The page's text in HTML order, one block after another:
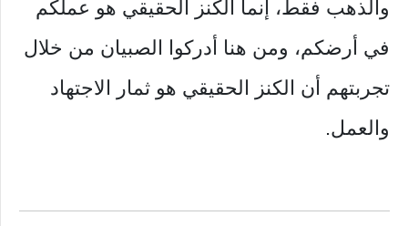
والذهب فقط، إنما الكنز الحقيقي هو عملكم
في أرضكم، ومن هنا أدركوا الصبيان من خلال
تجربتهم أن الكنز الحقيقي هو ثمار الاجتهاد
والعمل.